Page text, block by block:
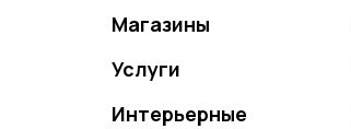
Магазины
Услуги
Интерьерные